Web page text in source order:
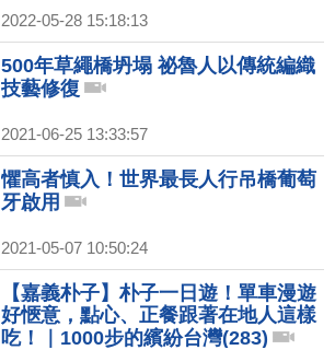
2022-05-28 15:18:13
500年草繩橋坍塌 祕魯人以傳統編織
技藝修復
2021-06-25 13:33:57
懼高者慎入！世界最長人行吊橋葡萄
牙啟用
2021-05-07 10:50:24
【嘉義朴子】朴子一日遊！單車漫遊
好愜意，點心、正餐跟著在地人這樣
吃！｜1000步的繽紛台灣(283)